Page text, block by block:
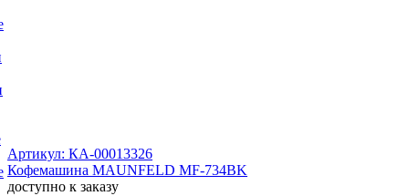
Артикул: КА-00013326
Кофемашина MAUNFELD MF-734BK
доступно к заказу